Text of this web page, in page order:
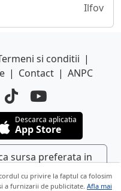
Ilfov
si conditii |
| Contact | ANPC
Descarca aplicatia
App Store
sursa preferata in
cu privire la faptul ca folosim
a furnizarii de publicitate. Afla mai